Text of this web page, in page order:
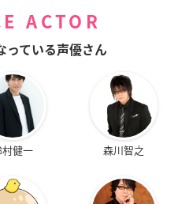
ACTOR
っている声優さん
健一 森川智之